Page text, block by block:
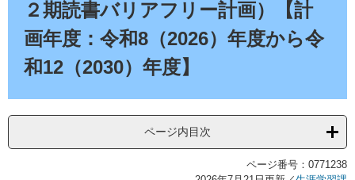
２期読書バリアフリー計画）【計
画年度：令和8（2026）年度から令
和12（2030）年度】
ページ内目次
ページ番号：0771238